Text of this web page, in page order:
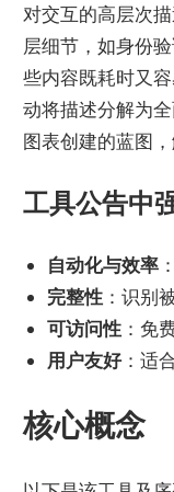
对交互的高层次
层细节，如身份
些内容既耗时又
动将描述分解为
图表创建的蓝图，
工具公告中
自动化与效率
完整性：识别
可访问性：免
用户友好：适
核心概念